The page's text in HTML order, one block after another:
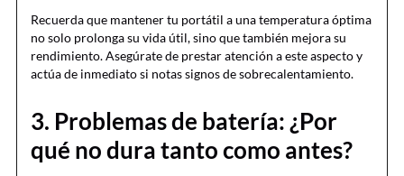
Recuerda que mantener tu portátil a una temperatura óptima
no solo prolonga su vida útil, sino que también mejora su
rendimiento. Asegúrate de prestar atención a este aspecto y
actúa de inmediato si notas signos de sobrecalentamiento.
3. Problemas de batería: ¿Por
qué no dura tanto como antes?